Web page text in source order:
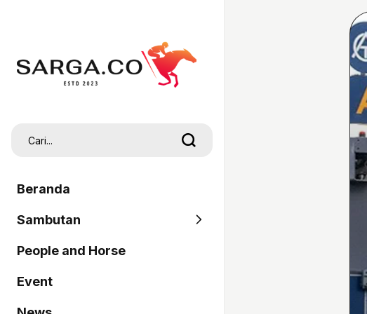
Beranda
Sambutan
SARGA
Pordasi
People and Horse
Event